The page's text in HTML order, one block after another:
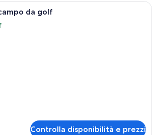
Camera d'albergo con balcone,
da golf
Controlla disponibilità e prezzi